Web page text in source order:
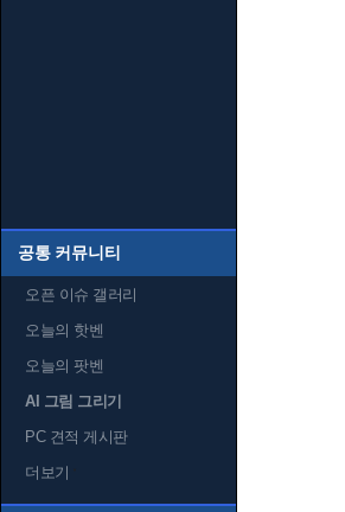
공통 커뮤니티
오픈 이슈 갤러리
오늘의 핫벤
오늘의 팟벤
AI 그림 그리기
PC 견적 게시판
더보기